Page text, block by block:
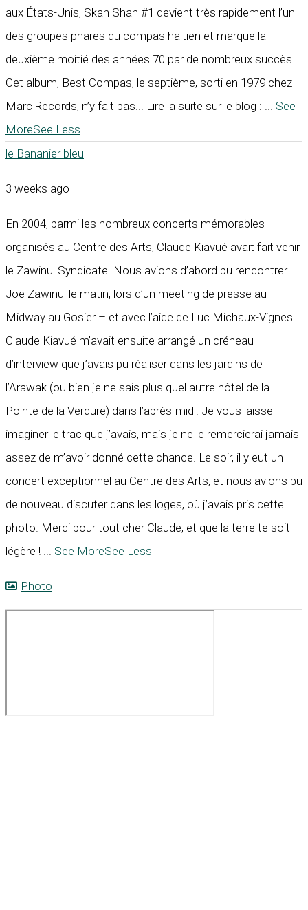
aux États-Unis, Skah Shah #1 devient très rapidement l’un
des groupes phares du compas haïtien et marque la
deuxième moitié des années 70 par de nombreux succès.
Cet album, Best Compas, le septième, sorti en 1979 chez
Marc Records, n’y fait pas... Lire la suite sur le blog : ... See
MoreSee Less
le Bananier bleu
3 weeks ago
En 2004, parmi les nombreux concerts mémorables
organisés au Centre des Arts, Claude Kiavué avait fait venir
le Zawinul Syndicate. Nous avions d’abord pu rencontrer
Joe Zawinul le matin, lors d’un meeting de presse au
Midway au Gosier – et avec l’aide de Luc Michaux-Vignes.
Claude Kiavué m’avait ensuite arrangé un créneau
d’interview que j’avais pu réaliser dans les jardins de
l’Arawak (ou bien je ne sais plus quel autre hôtel de la
Pointe de la Verdure) dans l’après-midi. Je vous laisse
imaginer le trac que j’avais, mais je ne le remercierai jamais
assez de m’avoir donné cette chance. Le soir, il y eut un
concert exceptionnel au Centre des Arts, et nous avions pu
de nouveau discuter dans les loges, où j’avais pris cette
photo. Merci pour tout cher Claude, et que la terre te soit
légère ! ... See MoreSee Less
Photo